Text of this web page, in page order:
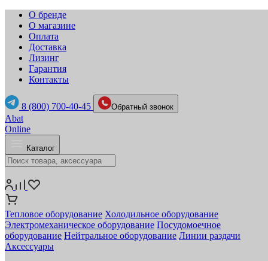
О бренде
О магазине
Оплата
Доставка
Лизинг
Гарантия
Контакты
8 (800) 700-40-45 Обратный звонок
Abat
Online
Каталог
Тепловое оборудование Холодильное оборудование
Электромеханическое оборудование Посудомоечное
оборудование Нейтральное оборудование Линии раздачи
Аксессуары